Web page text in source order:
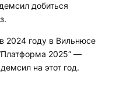
добиться
2024 году в Вильнюсе
2025“ —
на этот год.